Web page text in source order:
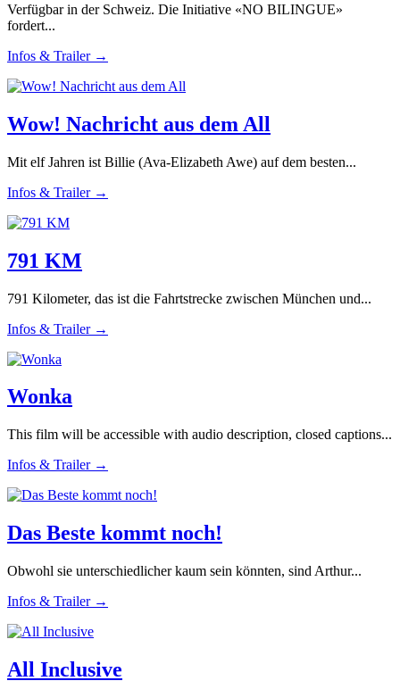
Verfügbar in der Schweiz. Die Initiative «NO BILINGUE»
fordert...
Infos & Trailer →
Wow! Nachricht aus dem All
Mit elf Jahren ist Billie (Ava-Elizabeth Awe) auf dem besten...
Infos & Trailer →
791 KM
791 Kilometer, das ist die Fahrtstrecke zwischen München und...
Infos & Trailer →
Wonka
This film will be accessible with audio description, closed captions...
Infos & Trailer →
Das Beste kommt noch!
Obwohl sie unterschiedlicher kaum sein könnten, sind Arthur...
Infos & Trailer →
All Inclusive